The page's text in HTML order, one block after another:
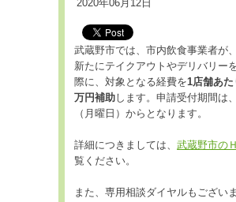
2020年06月12日
武蔵野市では、市内飲食事業者が
新たにテイクアウトやデリバリー
際に、対象となる経費を1店舗あ
万円補助 します。申請受付期間は
（月曜日）からとなります。
詳細につきましては、武蔵野市の
覧ください。
また、専用相談ダイヤルもござい